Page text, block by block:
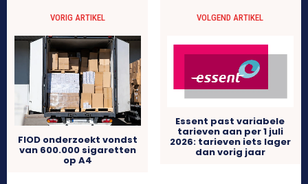
VORIG ARTIKEL
FIOD onderzoekt vondst
van 600.000 sigaretten
op A4
VOLGEND ARTIKEL
Essent past variabele
tarieven aan per 1 juli
2026: tarieven iets lager
dan vorig jaar